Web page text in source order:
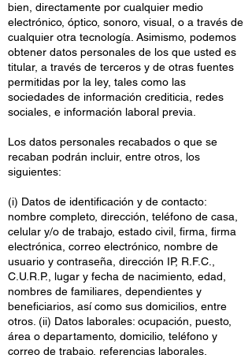
bien, directamente por cualquier medio
electrónico, óptico, sonoro, visual, o a través de
cualquier otra tecnología. Asimismo, podemos
obtener datos personales de los que usted es
titular, a través de terceros y de otras fuentes
permitidas por la ley, tales como las
sociedades de información crediticia, redes
sociales, e información laboral previa.
Los datos personales recabados o que se
recaban podrán incluir, entre otros, los
siguientes:
(i) Datos de identificación y de contacto:
nombre completo, dirección, teléfono de casa,
celular y/o de trabajo, estado civil, firma, firma
electrónica, correo electrónico, nombre de
usuario y contraseña, dirección IP, R.F.C.,
C.U.R.P., lugar y fecha de nacimiento, edad,
nombres de familiares, dependientes y
beneficiarios, así como sus domicilios, entre
otros. (ii) Datos laborales: ocupación, puesto,
área o departamento, domicilio, teléfono y
correo de trabajo, referencias laborales,